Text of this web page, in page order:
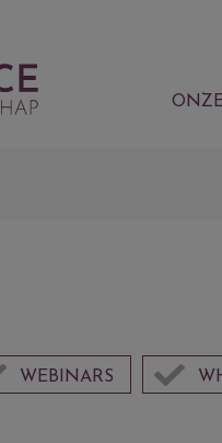
WEBINARS